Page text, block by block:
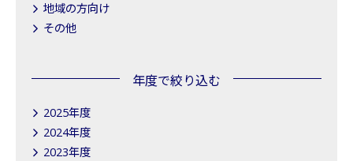
地域の方向け
その他
年度で絞り込む
2025年度
2024年度
2023年度